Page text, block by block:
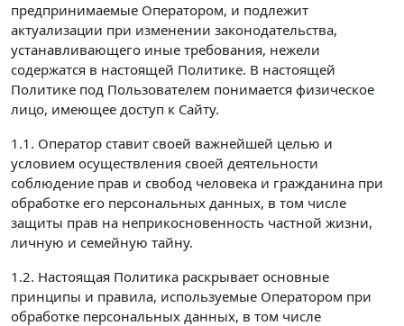
предпринимаемые Оператором, и подлежит
актуализации при изменении законодательства,
устанавливающего иные требования, нежели
содержатся в настоящей Политике. В настоящей
Политике под Пользователем понимается физическое
лицо, имеющее доступ к Сайту.
1.1. Оператор ставит своей важнейшей целью и
условием осуществления своей деятельности
соблюдение прав и свобод человека и гражданина при
обработке его персональных данных, в том числе
защиты прав на неприкосновенность частной жизни,
личную и семейную тайну.
1.2. Настоящая Политика раскрывает основные
принципы и правила, используемые Оператором при
обработке персональных данных, в том числе